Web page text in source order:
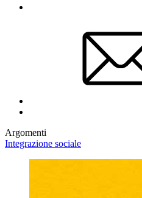
Argomenti
Integrazione sociale